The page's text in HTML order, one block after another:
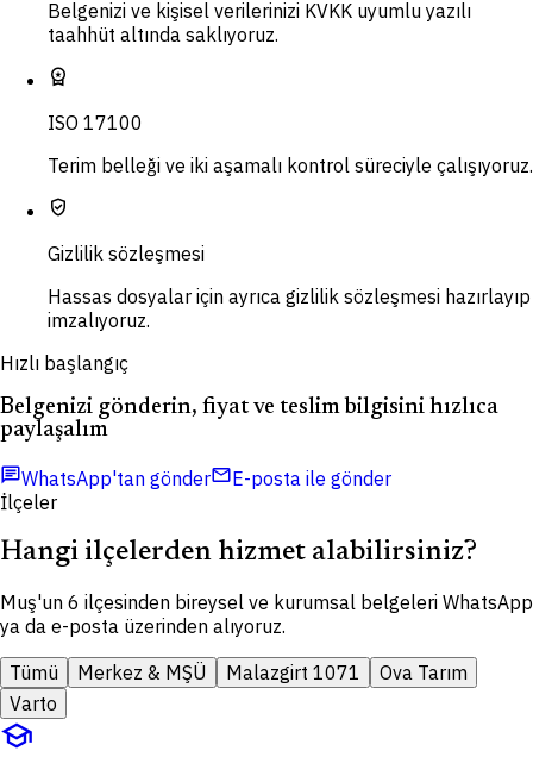
Belgenizi ve kişisel verilerinizi KVKK uyumlu yazılı
taahhüt altında saklıyoruz.
workspace_premium
ISO 17100
Terim belleği ve iki aşamalı kontrol süreciyle çalışıyoruz.
verified_user
Gizlilik sözleşmesi
Hassas dosyalar için ayrıca gizlilik sözleşmesi hazırlayıp
imzalıyoruz.
Hızlı başlangıç
Belgenizi gönderin, fiyat ve teslim bilgisini hızlıca
paylaşalım
chatWhatsApp'tan göndermailE-posta ile gönder
İlçeler
Hangi ilçelerden hizmet alabilirsiniz?
Muş'un 6 ilçesinden bireysel ve kurumsal belgeleri WhatsApp
ya da e-posta üzerinden alıyoruz.
Tümü
Merkez & MŞÜ Malazgirt 1071
Ova Tarım
Varto
school